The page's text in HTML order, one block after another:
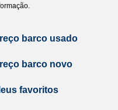
barco usado
barco novo
favoritos